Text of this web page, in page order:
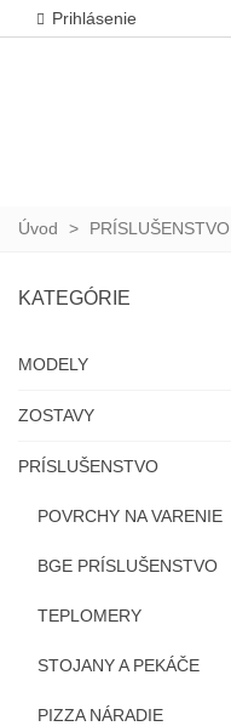
Prihlásenie
Úvod > PRÍSLUŠENSTVO
KATEGÓRIE
MODELY
ZOSTAVY
PRÍSLUŠENSTVO
POVRCHY NA VARENIE
BGE PRÍSLUŠENSTVO
TEPLOMERY
STOJANY A PEKÁČE
PIZZA NÁRADIE